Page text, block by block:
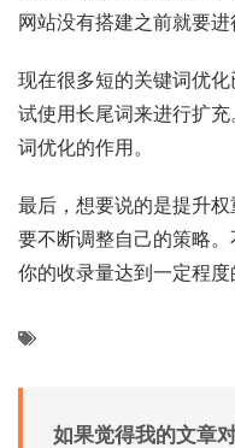
网站没有搭建之前就要进
现在很多短的关键词优
试使用长尾词来进行扩
词优化的作用。
最后，想要说的是提升
要不断调整自己的策略
你的收录量达到一定程度
如果觉得我的文章